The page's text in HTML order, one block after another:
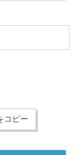
コピー